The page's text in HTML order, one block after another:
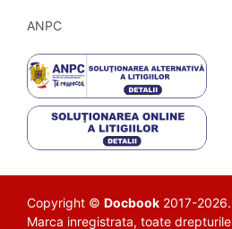
ANPC
Copyright © Docbook 2017-2026.
Marca inregistrata, toate drepturile